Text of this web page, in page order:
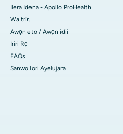
Ilera Idena - Apollo ProHealth
Wa trìr.
Awọn eto / Awọn idii
Iriri Rẹ
FAQs
Sanwo lori Ayelujara